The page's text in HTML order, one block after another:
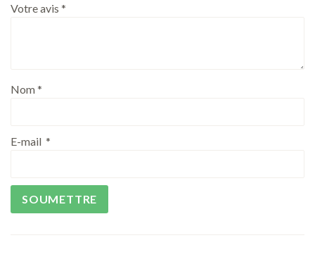
Votre avis *
Nom*
E-mail *